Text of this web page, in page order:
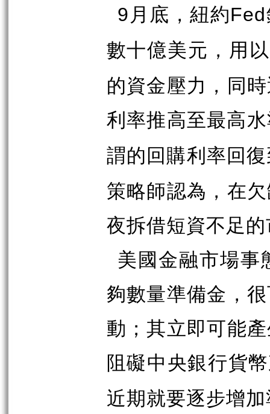
9 月底，紐約Fed
數十億美元，用
的資金壓力，同
利率推高至最高
謂的回購利率回
策略師認為，在
夜拆借短資不足
美國金融市場事
夠數量準備金，
動；其立即可能
阻礙中央銀行貨
近期就要逐步增